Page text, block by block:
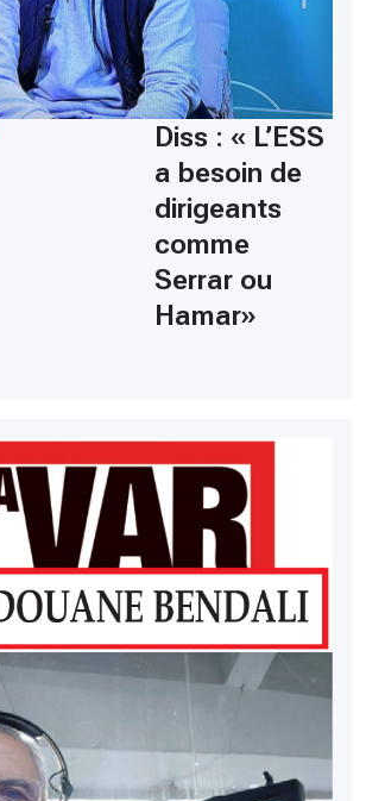
Diss : « L’ESS
a besoin de
dirigeants
comme
Serrar ou
Hamar»